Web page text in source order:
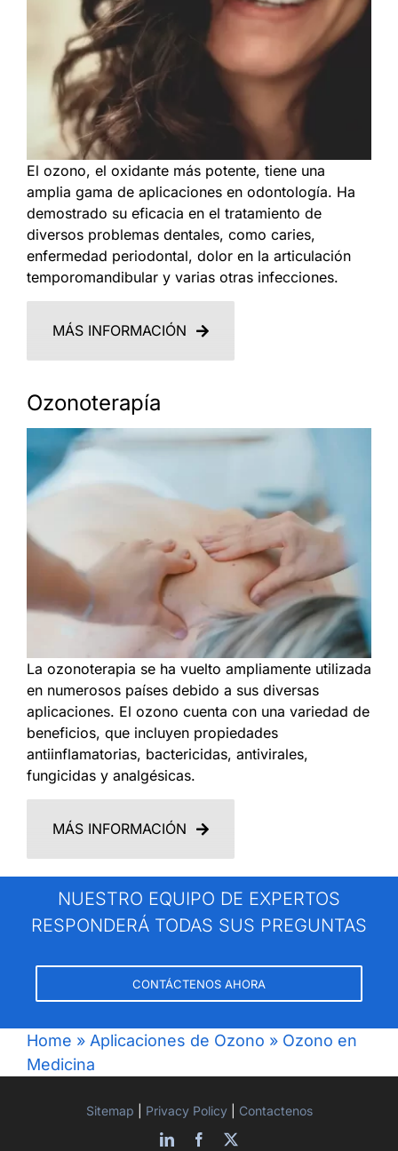
El ozono, el oxidante más potente, tiene una
amplia gama de aplicaciones en odontología. Ha
demostrado su eficacia en el tratamiento de
diversos problemas dentales, como caries,
enfermedad periodontal, dolor en la articulación
temporomandibular y varias otras infecciones.
MÁS INFORMACIÓN
Ozonoterapía
La ozonoterapia se ha vuelto ampliamente utilizada
en numerosos países debido a sus diversas
aplicaciones. El ozono cuenta con una variedad de
beneficios, que incluyen propiedades
antiinflamatorias, bactericidas, antivirales,
fungicidas y analgésicas.
MÁS INFORMACIÓN
NUESTRO EQUIPO DE EXPERTOS
RESPONDERÁ TODAS SUS PREGUNTAS
CONTÁCTENOS AHORA
Home » Aplicaciones de Ozono » Ozono en
Medicina
Sitemap Privacy Policy Contactenos